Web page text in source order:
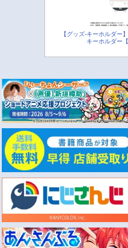
【グッズ-キーホルダー
キーホルダー